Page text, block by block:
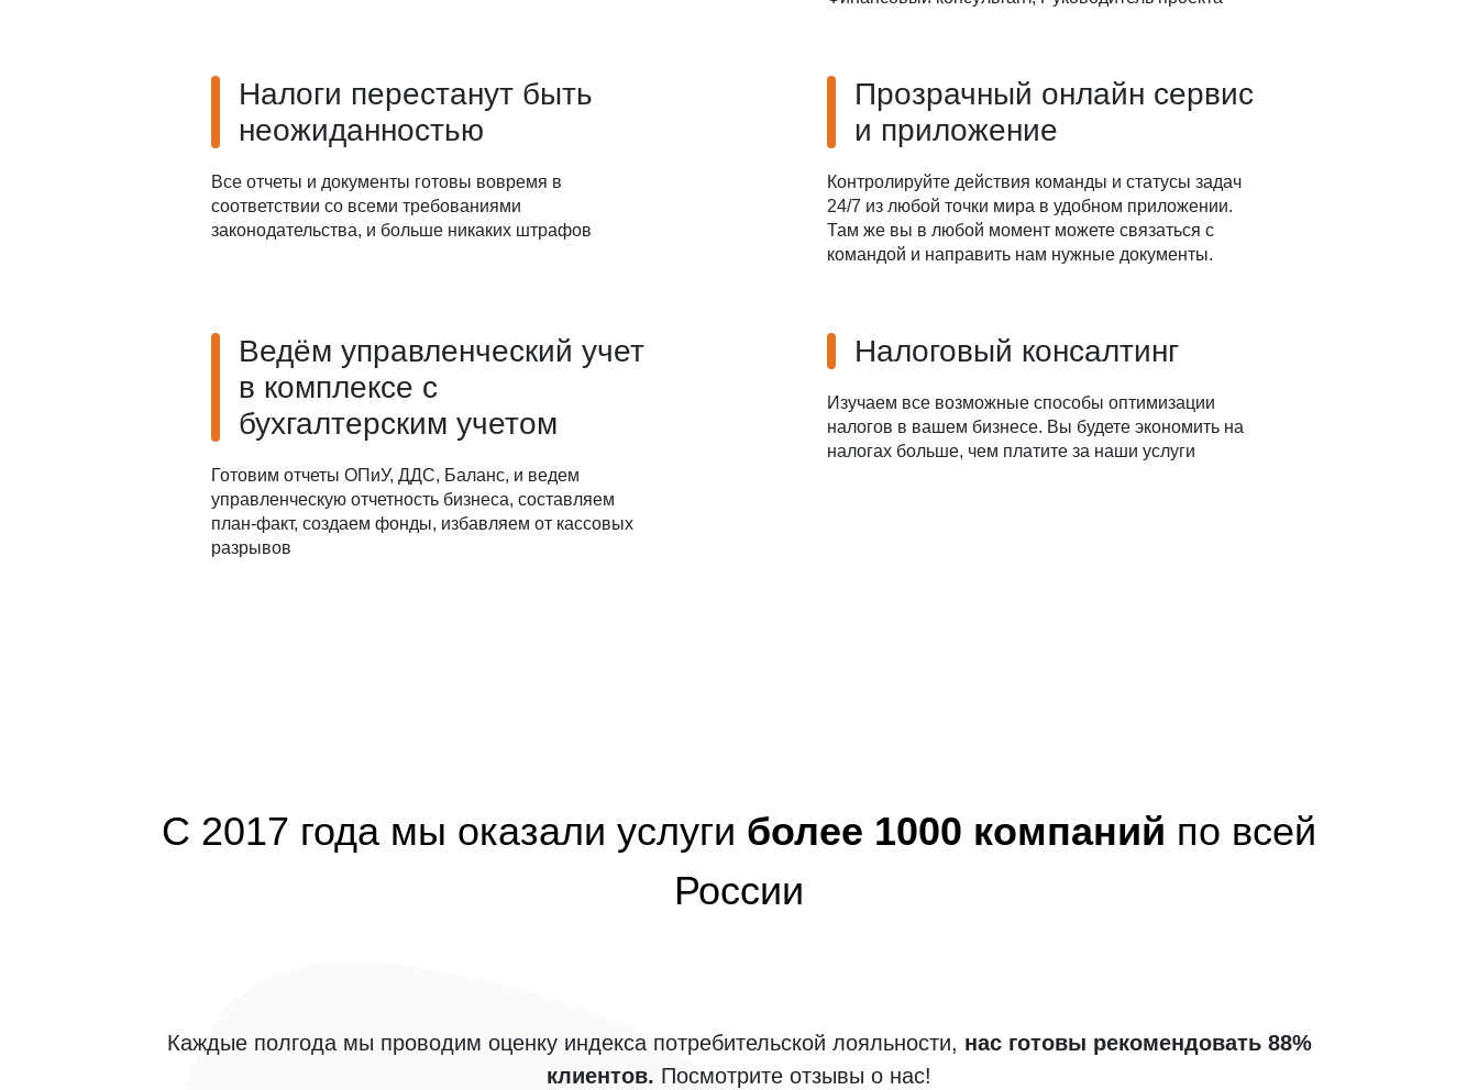
Налоги перестанут быть
неожиданностью
Все отчеты и документы готовы вовремя в
соответствии со всеми требованиями
законодательства, и больше никаких штрафов
Прозрачный онлайн сервис
и приложение
Контролируйте действия команды и статусы задач
24/7 из любой точки мира в удобном приложении.
Там же вы в любой момент можете связаться с
командой и направить нам нужные документы.
Ведём управленческий учет
в комплексе с
бухгалтерским учетом
Готовим отчеты ОПиУ, ДДС, Баланс, и ведем
управленческую отчетность бизнеса, составляем
план-факт, создаем фонды, избавляем от кассовых
разрывов
Налоговый консалтинг
Изучаем все возможные способы оптимизации
налогов в вашем бизнесе. Вы будете экономить на
налогах больше, чем платите за наши услуги
С 2017 года мы оказали услуги более 1000 компаний по всей
России
Каждые полгода мы проводим оценку индекса потребительской лояльности, нас готовы рекомендовать 88%
клиентов. Посмотрите отзывы о нас!